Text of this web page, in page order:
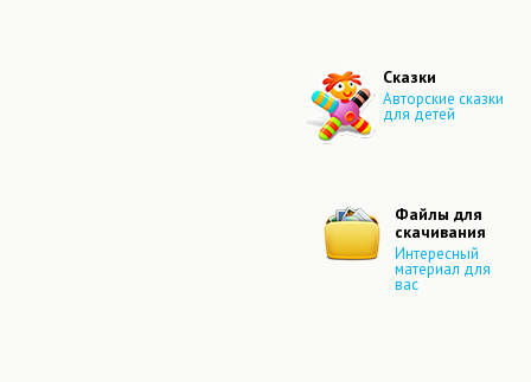
Сказки
Авторские сказки
для детей
Файлы для
скачивания
Интересный
материал для
вас